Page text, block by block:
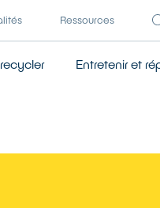
Ressources
Entretenir et